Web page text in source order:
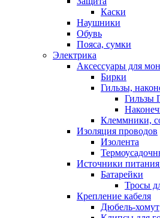
Каски
Наушники
Обувь
Пояса, сумки
Электрика
Аксессуары для
Бирки
Гильзы,
Гильзы
Клеммники,
Изоляция проводов
Изолента
Источники питания
Батарейки
Тросы
Крепление кабеля
Дюбель-хомут